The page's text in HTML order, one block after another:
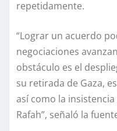
repetidamente.
“Lograr un acuerdo
negociaciones
obstáculo es el
su retirada de Gaza,
así como la
Rafah”, señaló la